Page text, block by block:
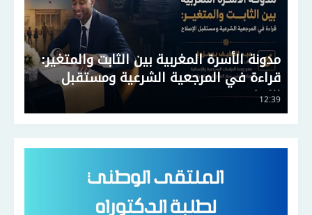
مدونة الأسرة المغربية بين الثابت والمتغير:
قراءة في المرجعية الشرعية ومستقبل
الإصلاح
12:39